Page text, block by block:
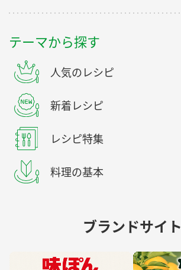
テーマから探す
人気のレシピ
新着レシピ
レシピ特集
料理の基本
ブランドサイト